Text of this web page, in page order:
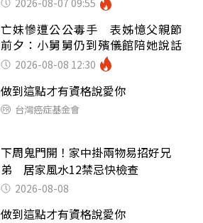
2026-08-07 09:55
亡妹慘遭公公毒手 表姊憶父親節
前夕：小舅舅仍到殯儀館陪她說話
2026-08-08 12:30
做到這點才有資格說愛你
台灣癌症基金會
下周鬼門開！家中掛兩物易招好兄
弟 居家風水12禁忌快檢查
2026-08-08
做到這點才有資格說愛你